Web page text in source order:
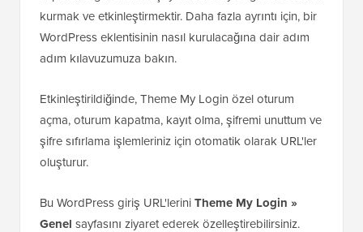
kurmak ve etkinleştirmektir. Daha fazla ayrıntı için, bir
WordPress eklentisinin nasıl kurulacağına dair adım
adım kılavuzumuza bakın.
Etkinleştirildiğinde, Theme My Login özel oturum
açma, oturum kapatma, kayıt olma, şifremi unuttum ve
şifre sıfırlama işlemleriniz için otomatik olarak URL'ler
oluşturur.
Bu WordPress giriş URL'leriniTheme My Login »
Genel sayfasını ziyaret ederek özelleştirebilirsiniz.